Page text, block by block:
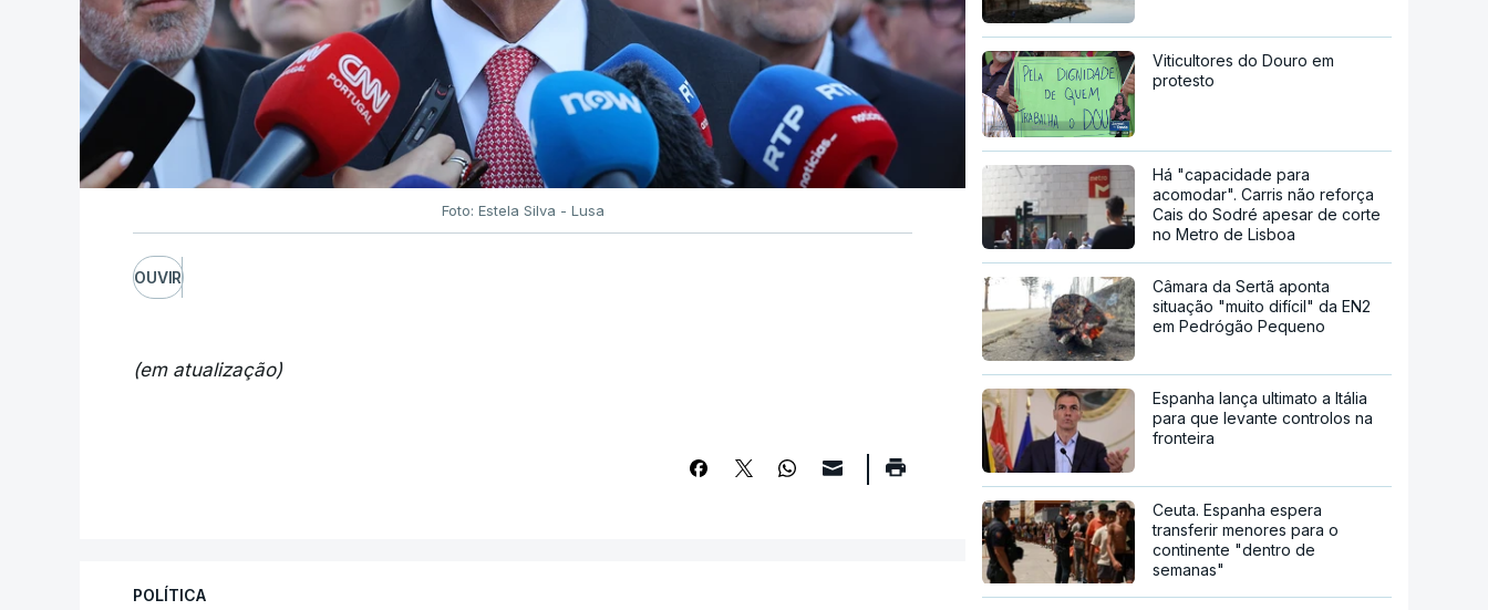
Foto: Estela Silva - Lusa
OUVIR
(em atualização)
POLÍTICA
Viticultores do Douro em
protesto
Há "capacidade para
acomodar". Carris não reforça
Cais do Sodré apesar de corte
no Metro de Lisboa
Câmara da Sertã aponta
situação "muito difícil" da EN2
em Pedrógão Pequeno
Espanha lança ultimato a Itália
para que levante controlos na
fronteira
Ceuta. Espanha espera
transferir menores para o
continente "dentro de
semanas"